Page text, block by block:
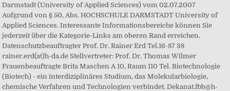
Darmstadt (University of Applied Sciences) vom 02.07.2007
Aufgrund von § 50, Abs. HOCHSCHULE DARMSTADT University of
Applied Sciences. Interessante Informationsbereiche können Sie
jederzeit über die Kategorie-Links am oberen Rand erreichen.
Datenschutzbeauftragter Prof. Dr. Rainer Erd Tel.16-87 38
rainer.erd(at)h-da.de Stellvertreter: Prof. Dr. Thomas Wilmer
Frauenbeauftragte Brita Maschen A 10, Raum 110 Tel. Biotechnologie
(Biotech) - ein interdiziplinäres Studium, das Molekularbiologie,
chemische Verfahren und Technologien verbindet. Dekanat.fbb@h-